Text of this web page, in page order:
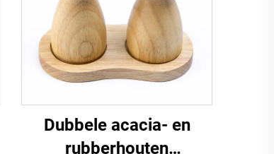
Dubbele acacia- en
rubberhouten